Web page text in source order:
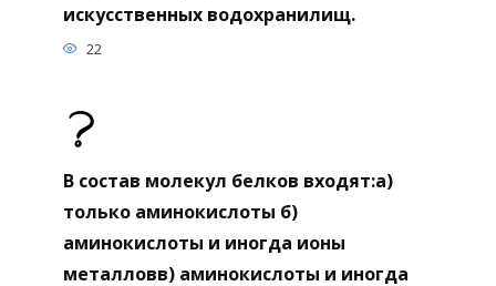
искусственных водохранилищ.
22
В состав молекул белков входят:а)
только аминокислоты б)
аминокислоты и иногда ионы
металловв) аминокислоты и иногда